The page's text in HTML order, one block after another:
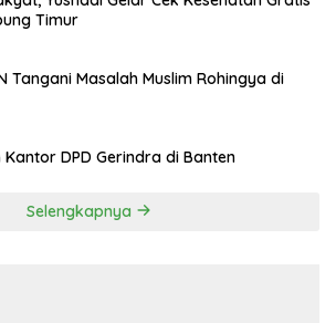
Timur
Tangani Masalah Muslim Rohingya di
DPD Gerindra di Banten
Selengkapnya